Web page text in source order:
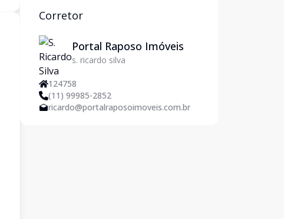
Corretor
Portal Raposo Imóveis
s. ricardo silva
124758
(11) 99985-2852
ricardo@portalraposoimoveis.com.br